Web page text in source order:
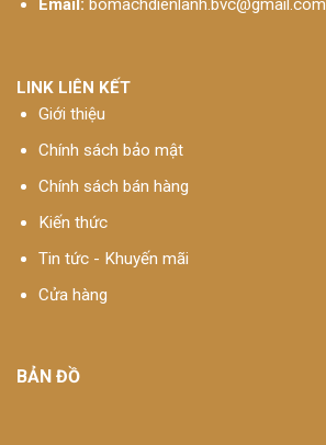
Email: bomachdienlanh.bvc@gmail.com
LINK LIÊN KẾT
Giới thiệu
Chính sách bảo mật
Chính sách bán hàng
Kiến thức
Tin tức - Khuyến mãi
Cửa hàng
BẢN ĐỒ